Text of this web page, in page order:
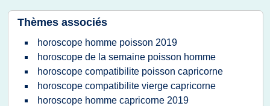
Thèmes associés
horoscope homme poisson 2019
horoscope de la semaine poisson homme
horoscope compatibilite poisson capricorne
horoscope compatibilite vierge capricorne
horoscope homme capricorne 2019